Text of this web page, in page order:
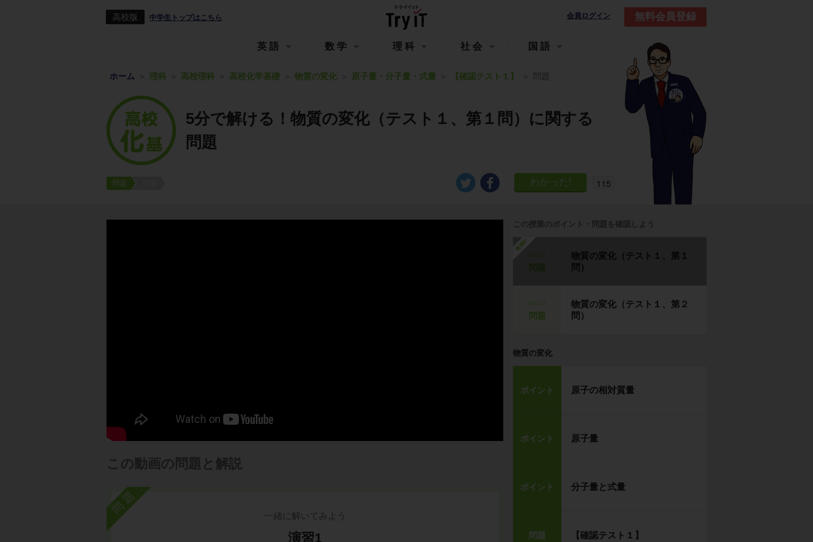
高校版 中学生トップはこちら 会員ログイン 無料会員登録
英語 数学 理科 社会 国語
ホーム 理科 高校理科 高校化学基礎 物質の変化 原子量・分子量・式量 【確認テスト１】 問題
5分で解ける！物質の変化（テスト１、第１問）に関する
問題
問題 115
この動画の問題と解説
問題 一緒に解いてみよう
演習1
この授業のポイント・問題を確認しよう
勉強中
物質の変化（テスト１、第１
問）
問題
物質の変化（テスト１、第２
問）
物質の変化
ポイント 原子の相対質量
ポイント 原子量
ポイント 分子量と式量
問題 【確認テスト１】